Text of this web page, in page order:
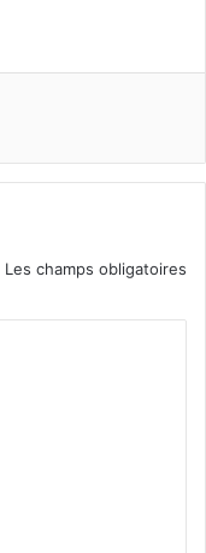
Les champs obligatoires